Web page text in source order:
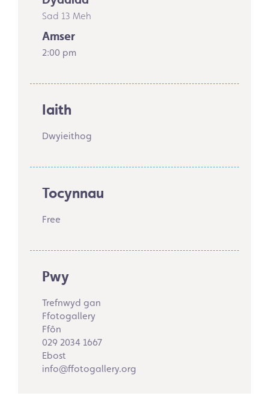
Sad 13 Meh
Amser
2:00 pm
Iaith
Dwyieithog
Tocynnau
Free
Pwy
Trefnwyd gan
Ffotogallery
Ffôn
029 2034 1667
Ebost
info@ffotogallery.org